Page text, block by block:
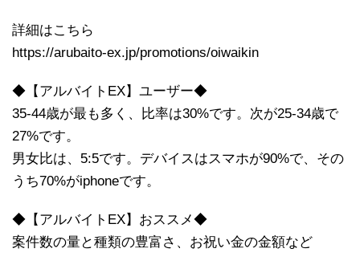
詳細はこちら
https://arubaito-ex.jp/promotions/oiwaikin
◆【アルバイトEX】ユーザー◆
35-44歳が最も多く、比率は30%です。次が25-34歳で
27%です。
男女比は、5:5です。デバイスはスマホが90%で、その
うち70%がiphoneです。
◆【アルバイトEX】おススメ◆
案件数の量と種類の豊富さ、お祝い金の金額など